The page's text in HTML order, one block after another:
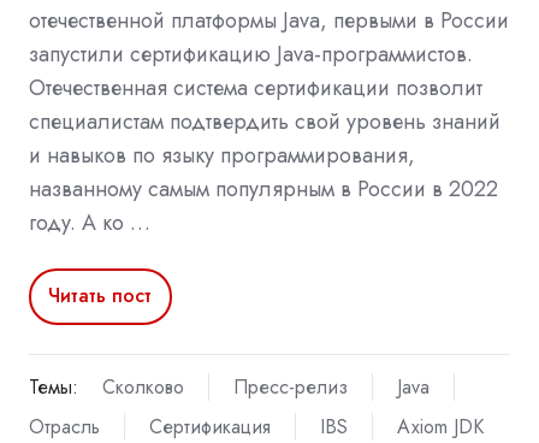
отечественной платформы Java, первыми в России
запустили сертификацию Java-программистов.
Отечественная система сертификации позволит
специалистам подтвердить свой уровень знаний
и навыков по языку программирования,
названному самым популярным в России в 2022
году. А ко …
Читать пост
Темы: Сколково Пресс-релиз
Java
Отрасль
Сертификация IBS Axiom JDK